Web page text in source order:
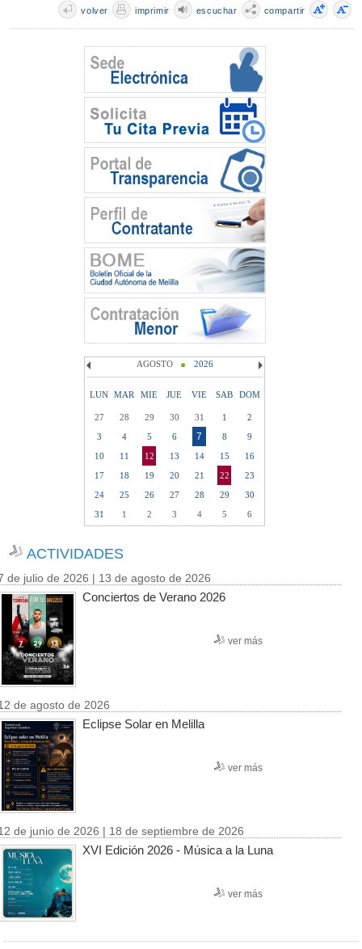
compartir
escuchar
imprimir
volver
AGOSTO 2026
LUN MAR MIE JUE VIE SAB DOM
27 28 29 30 31 1
2
3
4 5 6 7 8
9
10
11 12 13 14 15
16
17
18 19 20 21 22
23
24
25 26 27 28 29
30
31
1 2 3 4 5 6
ACTIVIDADES
de julio de 2026 | 13 de agosto de 2026
Conciertos de Verano 2026
ver más
de agosto de 2026
Eclipse Solar en Melilla
ver más
de junio de 2026 | 18 de septiembre de 2026
XVI Edición 2026 - Música a la Luna
ver más